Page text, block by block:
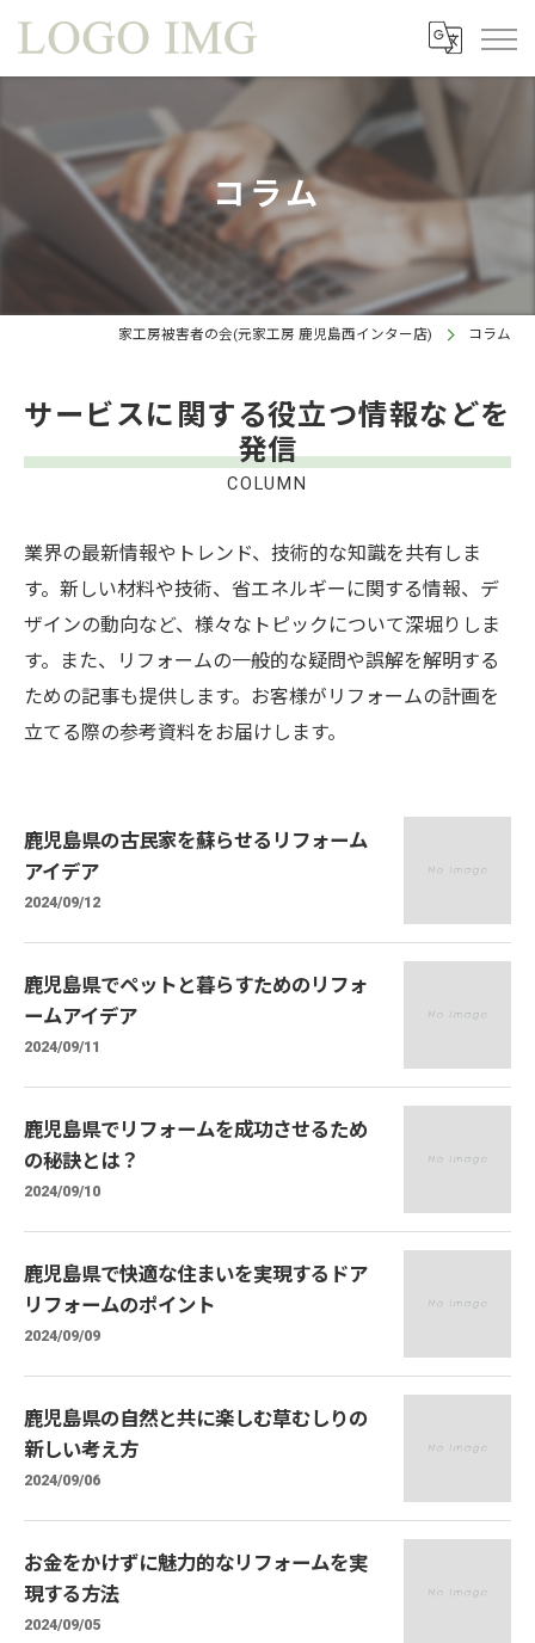
コラム
家工房被害者の会(元家工房 鹿児島西インター店) コラム
サービスに関する役立つ情報などを
発信
COLUMN
業界の最新情報やトレンド、技術的な知識を共有しま
す。新しい材料や技術、省エネルギーに関する情報、デ
ザインの動向など、様々なトピックについて深堀りしま
す。また、リフォームの一般的な疑問や誤解を解明する
ための記事も提供します。お客様がリフォームの計画を
立てる際の参考資料をお届けします。
鹿児島県の古民家を蘇らせるリフォーム
アイデア
2024/09/12
鹿児島県でペットと暮らすためのリフォ
ームアイデア
2024/09/11
鹿児島県でリフォームを成功させるため
の秘訣とは？
2024/09/10
鹿児島県で快適な住まいを実現するドア
リフォームのポイント
2024/09/09
鹿児島県の自然と共に楽しむ草むしりの
新しい考え方
2024/09/06
お金をかけずに魅力的なリフォームを実
現する方法
2024/09/05